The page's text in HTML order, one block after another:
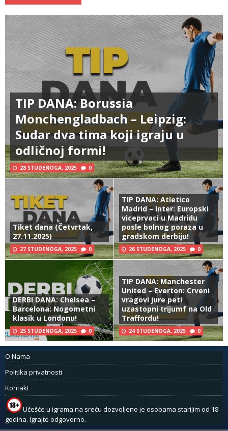
TIP DANA: Borussia
Monchengladbach – Leipzig:
Sudar dva tima koji igraju u
odličnoj formi!
28 STUDENOGA, 2025 0
Tiket dana (Četvrtak,
27.11.2025)
27 STUDENOGA, 2025 0
TIP DANA: Atletico
Madrid – Inter: Europski
viceprvaci u Madridu
posle bolnog poraza u
gradskom derbiju!
26 STUDENOGA, 2025 0
DERBI DANA: Chelsea –
Barcelona: Nogometni
klasik u Londonu!
25 STUDENOGA, 2025 0
TIP DANA: Manchester
United – Everton: Crveni
vragovi jure peti
uzastopni trijumf na Old
Traffordu!
24 STUDENOGA, 2025 0
O Nama
Politika privatnosti
Kontakt
Učešće u igrama na sreću dozvoljeno je osobama starijim od 18
godina. Igrajte odgovorno.